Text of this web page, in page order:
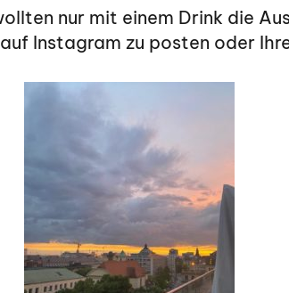
nur mit einem Drink die
Instagram zu posten oder